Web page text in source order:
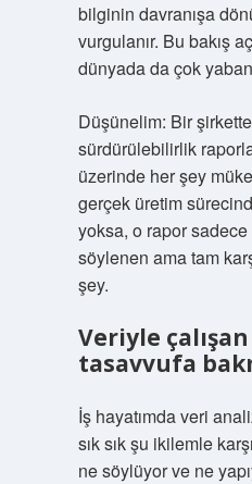
bilginin davranışa
vurgulanır. Bu bakış
dünyada da çok
Düşünelim: Bir
sürdürülebilirlik
üzerinde her şey
gerçek üretim
yoksa, o rapor sadece
söylenen ama tam
şey.
Veriyle
tasavvufa
İş hayatımda veri
sık sık şu ikilemle
ne söylüyor ve ne